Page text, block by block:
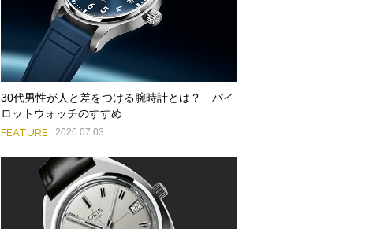
30代男性が人と差をつける腕時計とは？ パイ
ロットウォッチのすすめ
FEATURE 2026.07.03